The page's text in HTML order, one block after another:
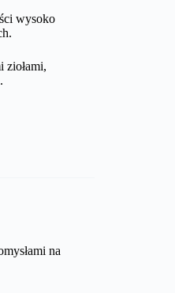
wysoko
ziołami,
na